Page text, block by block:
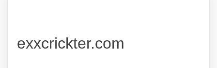
exxcrickter.com